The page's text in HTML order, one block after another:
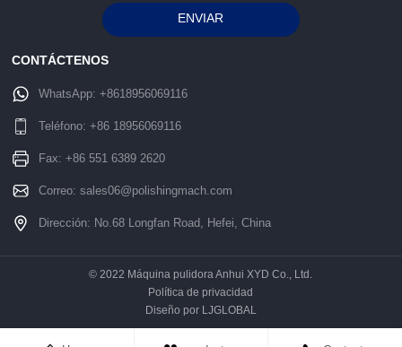
ENVIAR
CONTÁCTENOS
WhatsApp:+8618956069116
Teléfono:+86 18956069116
Fax: +86 551 6389 2620
Correo:sales06@polishingmach.com
Dirección: No.68 Longfan Road, Hefei, China
© 2022 Máquina pulidora Anhui XYD Co., Ltd.
Política de privacidad
Diseño por LJGLOBAL